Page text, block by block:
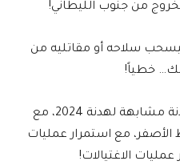
من جنوب الليطاني!
سلاحه أو مقاتليه من
خطياً!
في أفضل الأحوال، يدخل لبنان هدنة مشابهة لهدنة 2024، مع
الأصفر، مع استمرار عمليات
الاغتيالات!